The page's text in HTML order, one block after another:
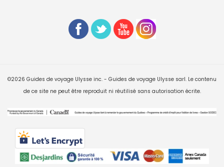
©2026 Guides de voyage Ulysse inc. - Guides de voyage Ulysse sarl. Le contenu
de ce site ne peut être reproduit ni réutilisé sans autorisation écrite.